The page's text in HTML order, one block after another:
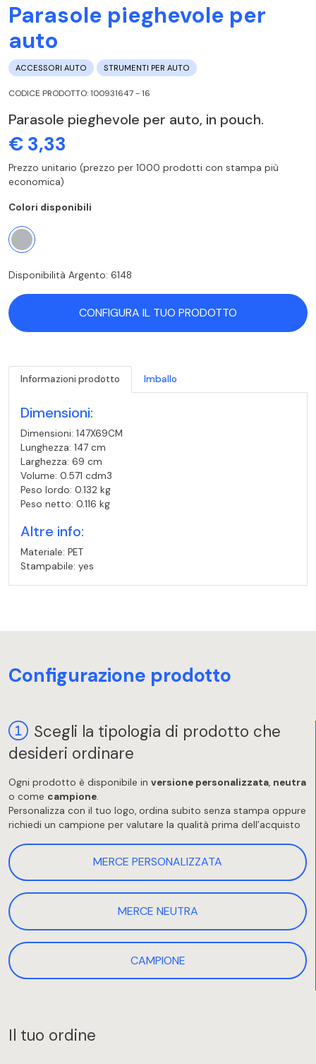
Parasole pieghevole per
auto
ACCESSORI AUTO STRUMENTI PER AUTO
CODICE PRODOTTO: 100931647 - 16
Parasole pieghevole per auto, in pouch.
€ 3,33
Prezzo unitario (prezzo per 1000 prodotti con stampa più
economica)
Colori disponibili
Disponibilità Argento: 6148
CONFIGURA IL TUO PRODOTTO
Informazioni prodotto Imballo
Dimensioni:
Dimensioni: 147X69CM
Lunghezza: 147 cm
Larghezza: 69 cm
Volume: 0.571 cdm3
Peso lordo: 0.132 kg
Peso netto: 0.116 kg
Altre info:
Materiale: PET
Stampabile: yes
Configurazione prodotto
Scegli la tipologia di prodotto che
desideri ordinare
Ogni prodotto è disponibile in versione personalizzata, neutra
o come campione.
Personalizza con il tuo logo, ordina subito senza stampa oppure
richiedi un campione per valutare la qualità prima dell’acquisto
MERCE PERSONALIZZATA
MERCE NEUTRA
CAMPIONE
Il tuo ordine